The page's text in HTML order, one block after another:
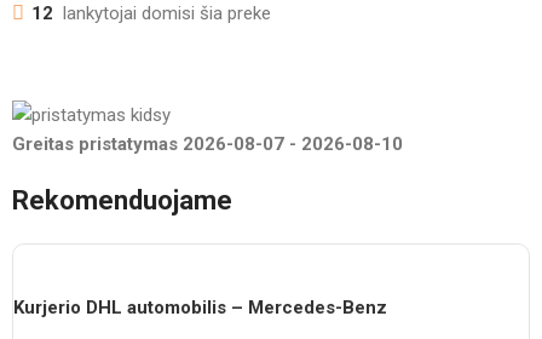
12 lankytojai domisi šia preke
Greitas pristatymas 2026-08-07 - 2026-08-10
Rekomenduojame
Kurjerio DHL automobilis – Mercedes-Benz